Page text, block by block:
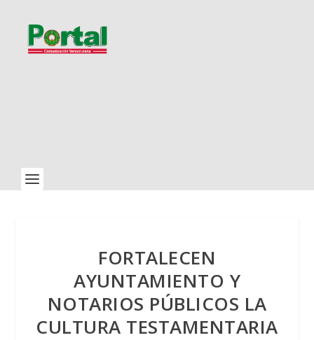
FORTALECEN
AYUNTAMIENTO Y
NOTARIOS PÚBLICOS LA
CULTURA TESTAMENTARIA